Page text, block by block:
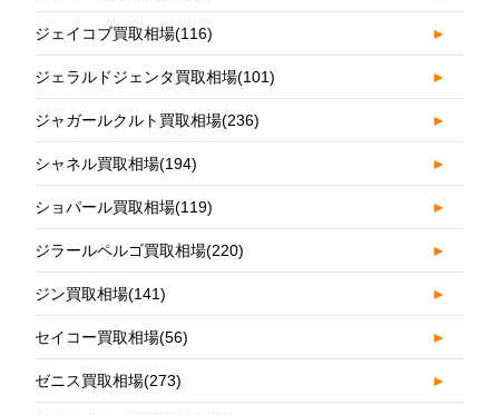
ジェイコブ買取相場(116) ►
ジェラルドジェンタ買取相場(101) ►
ジャガールクルト買取相場(236) ►
シャネル買取相場(194) ►
ショパール買取相場(119) ►
ジラールペルゴ買取相場(220) ►
ジン買取相場(141) ►
セイコー買取相場(56) ►
ゼニス買取相場(273) ►